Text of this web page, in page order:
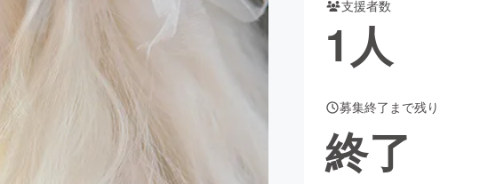
チャレンジ ビューティー・ヘルスケア
CAMPFIRE for Social Good
CAMPFIREふるさと納税
支援者数
1人
募集終了まで残り
終了